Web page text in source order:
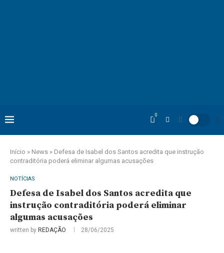
0
Início » News » Defesa de Isabel dos Santos acredita que instrução
contraditória poderá eliminar algumas acusações
NOTÍCIAS
Defesa de Isabel dos Santos acredita que
instrução contraditória poderá eliminar
algumas acusações
written by REDAÇÃO 28/06/2025